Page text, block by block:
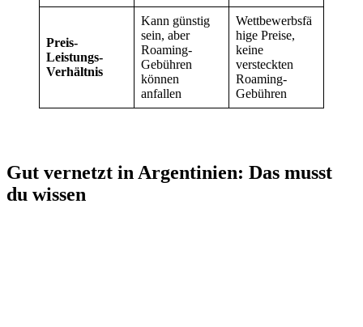
Preis-
Leistungs-
Verhältnis
Kann günstig
sein, aber
Roaming-
Gebühren
können
anfallen
Wettbewerbsfä
hige Preise,
keine
versteckten
Roaming-
Gebühren
Gut vernetzt in Argentinien: Das musst
du wissen